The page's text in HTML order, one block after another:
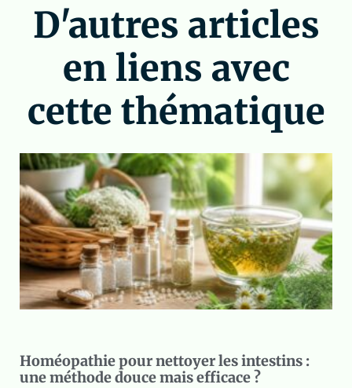
D'autres articles
en liens avec
cette thématique
Homéopathie pour nettoyer les intestins :
une méthode douce mais efficace ?